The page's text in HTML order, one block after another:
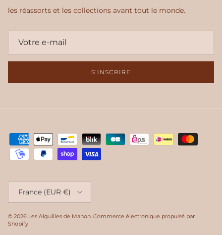
les réassorts et les collections avant tout le monde.
S’INSCRIRE
Pays
France (EUR €)
© 2026 Les Aiguilles de Manon Commerce électronique propulsé par
Shopify